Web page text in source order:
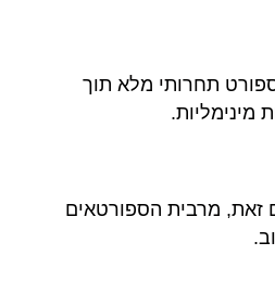
חוזרים לאימון קל תוך כ-8 שבועות, ולספורט תחרותי מלא תוך
ולתא שחרר. עם זאת, מרבית הספורטאים